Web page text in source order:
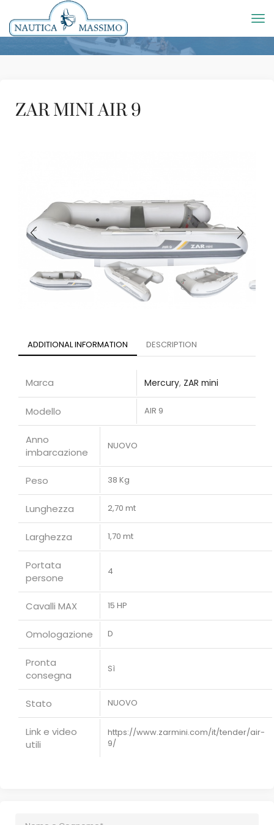
ZAR MINI AIR 9
ADDITIONAL INFORMATION DESCRIPTION
Marca Mercury, ZAR mini
Modello AIR 9
Anno
imbarcazione
NUOVO
Peso 38 Kg
Lunghezza 2,70 mt
Larghezza 1,70 mt
Portata
persone
4
Cavalli MAX 15 HP
Omologazione D
Pronta
consegna
Sì
Stato NUOVO
Link e video
utili
https://www.zarmini.com/it/tender/air-
9/